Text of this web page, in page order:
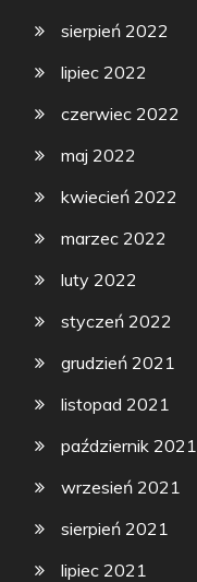
sierpień 2022
lipiec 2022
czerwiec 2022
maj 2022
kwiecień 2022
marzec 2022
luty 2022
styczeń 2022
grudzień 2021
listopad 2021
październik 2021
wrzesień 2021
sierpień 2021
lipiec 2021